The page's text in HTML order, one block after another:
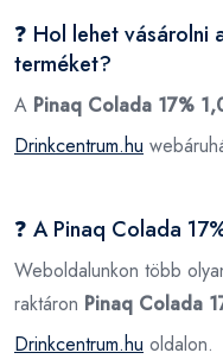
❓ Hol lehet vásárolni
terméket?
A Pinaq Colada 17%
Drinkcentrum.hu
❓ A Pinaq Colada
Weboldalunkon több
raktáron Pinaq Colada
Drinkcentrum.hu oldalon.